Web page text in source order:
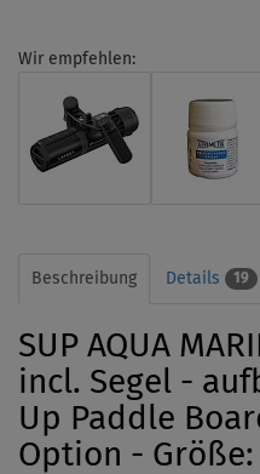
Wir empfehlen:
Beschreibung Details 19
SUP AQUA
incl. Segel -
Up Paddle
Option - Größe: